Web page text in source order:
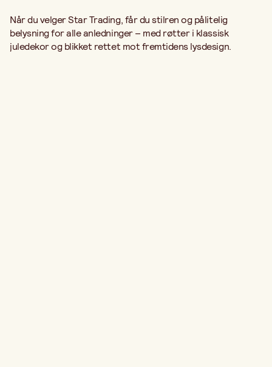
Når du velger Star Trading, får du stilren og pålitelig
belysning for alle anledninger – med røtter i klassisk
juledekor og blikket rettet mot fremtidens lysdesign.